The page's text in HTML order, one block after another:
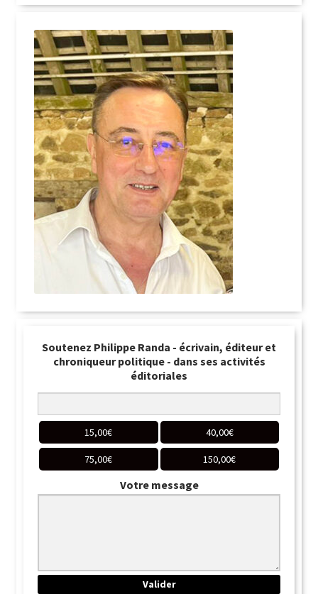
Soutenez Philippe Randa - écrivain, éditeur et
chroniqueur politique - dans ses activités
éditoriales
15,00€ 40,00€
75,00€ 150,00€
Votre message